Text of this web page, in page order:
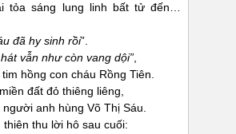
tỏa sáng lung linh bất tử đến…
đã hy sinh rồi”.
vẫn như còn vang dội”,
hồng con cháu Rồng Tiên.
đất đỏ thiêng liêng,
người anh hùng Võ Thị Sáu.
thiên thu lời hô sau cuối: